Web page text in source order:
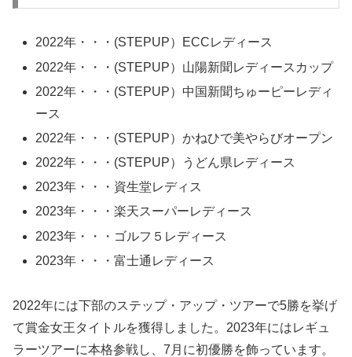
2022年・・・(STEPUP）ECCレディース
2022年・・・(STEPUP）山陽新聞レディースカップ
2022年・・・(STEPUP）中国新聞ちゅーピーレディ
ース
2022年・・・(STEPUP）かねひで美やらびオープン
2022年・・・(STEPUP）うどん県レディース
2023年・・・資生堂レディス
2023年・・・楽天スーパーレディース
2023年・・・ゴルフ５レディース
2023年・・・富士通レディース
2022年には下部のステップ・アップ・ツアーで5勝を挙げ
て賞金女王タイトルを獲得しました。2023年にはレギュ
ラーツアーに本格参戦し、7月に初優勝を飾っています。